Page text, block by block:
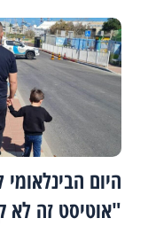
היום
"אוטיסט זה